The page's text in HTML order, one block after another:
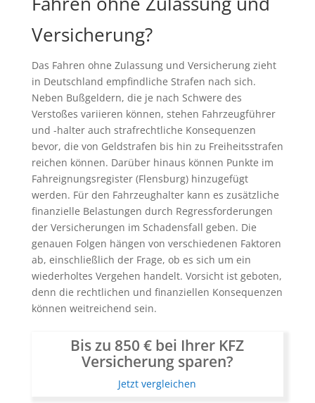
Versicherung?
Das Fahren ohne Zulassung und Versicherung zieht
in Deutschland empfindliche Strafen nach sich.
Neben Bußgeldern, die je nach Schwere des
Verstoßes variieren können, stehen Fahrzeugführer
und -halter auch strafrechtliche Konsequenzen
bevor, die von Geldstrafen bis hin zu Freiheitsstrafen
reichen können. Darüber hinaus können Punkte im
Fahreignungsregister (Flensburg) hinzugefügt
werden. Für den Fahrzeughalter kann es zusätzliche
finanzielle Belastungen durch Regressforderungen
der Versicherungen im Schadensfall geben. Die
genauen Folgen hängen von verschiedenen Faktoren
ab, einschließlich der Frage, ob es sich um ein
wiederholtes Vergehen handelt. Vorsicht ist geboten,
denn die rechtlichen und finanziellen Konsequenzen
können weitreichend sein.
Bis zu 850 € bei Ihrer KFZ
Versicherung sparen?
Jetzt vergleichen